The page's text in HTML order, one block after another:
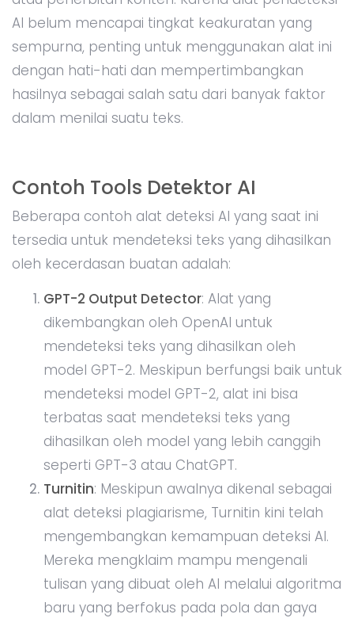
AI belum mencapai tingkat keakuratan yang
sempurna, penting untuk menggunakan alat ini
dengan hati-hati dan mempertimbangkan
hasilnya sebagai salah satu dari banyak faktor
dalam menilai suatu teks.
Contoh Tools Detektor AI
Beberapa contoh alat deteksi AI yang saat ini
tersedia untuk mendeteksi teks yang dihasilkan
oleh kecerdasan buatan adalah:
GPT-2 Output Detector: Alat yang
dikembangkan oleh OpenAI untuk
mendeteksi teks yang dihasilkan oleh
model GPT-2. Meskipun berfungsi baik untuk
mendeteksi model GPT-2, alat ini bisa
terbatas saat mendeteksi teks yang
dihasilkan oleh model yang lebih canggih
seperti GPT-3 atau ChatGPT.
Turnitin: Meskipun awalnya dikenal sebagai
alat deteksi plagiarisme, Turnitin kini telah
mengembangkan kemampuan deteksi AI.
Mereka mengklaim mampu mengenali
tulisan yang dibuat oleh AI melalui algoritma
baru yang berfokus pada pola dan gaya